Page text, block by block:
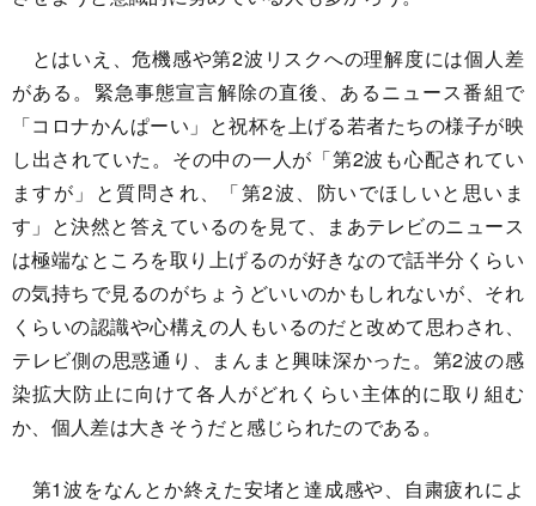
とはいえ、危機感や第2波リスクへの理解度には個人差
がある。緊急事態宣言解除の直後、あるニュース番組で
「コロナかんぱーい」と祝杯を上げる若者たちの様子が映
し出されていた。その中の一人が「第2波も心配されてい
ますが」と質問され、「第2波、防いでほしいと思いま
す」と決然と答えているのを見て、まあテレビのニュース
は極端なところを取り上げるのが好きなので話半分くらい
の気持ちで見るのがちょうどいいのかもしれないが、それ
くらいの認識や心構えの人もいるのだと改めて思わされ、
テレビ側の思惑通り、まんまと興味深かった。第2波の感
染拡大防止に向けて各人がどれくらい主体的に取り組む
か、個人差は大きそうだと感じられたのである。
第1波をなんとか終えた安堵と達成感や、自粛疲れによ